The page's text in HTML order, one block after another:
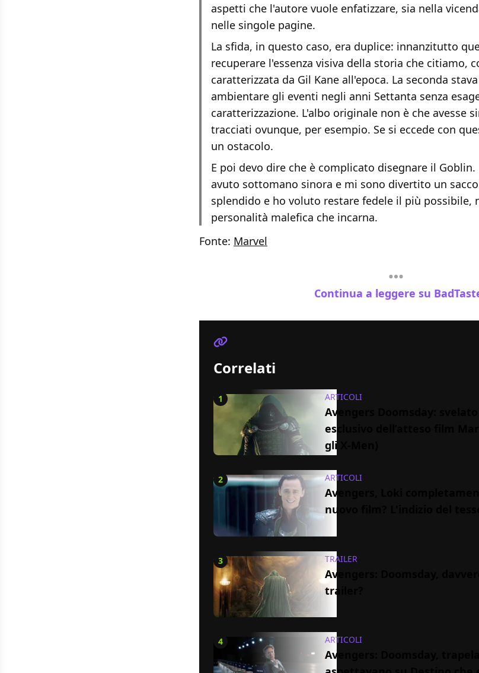
aspetti che l'autore vuole enfatizzare, sia nella
nelle singole pagine.
La sfida, in questo caso, era duplice: innanzitutto
recuperare l'essenza visiva della storia che citiamo,
caratterizzata da Gil Kane all'epoca. La seconda
ambientare gli eventi negli anni Settanta senza
caratterizzazione. L'albo originale non è che avesse
tracciati ovunque, per esempio. Se si eccede con
un ostacolo.
E poi devo dire che è complicato disegnare il
avuto sottomano sinora e mi sono divertito un
splendido e ho voluto restare fedele il più possibile,
personalità malefica che incarna.
Fonte: Marvel
Continua a leggere su
Correlati
1 ARTICOLI
Avengers Doomsday:
esclusivo dell’atteso film
gli X-Men)
2 ARTICOLI
Avengers, Loki
nuovo film? L'indizio del
3 TRAILER
Avengers: Doomsday,
trailer?
4 ARTICOLI
Avengers: Doomsday,